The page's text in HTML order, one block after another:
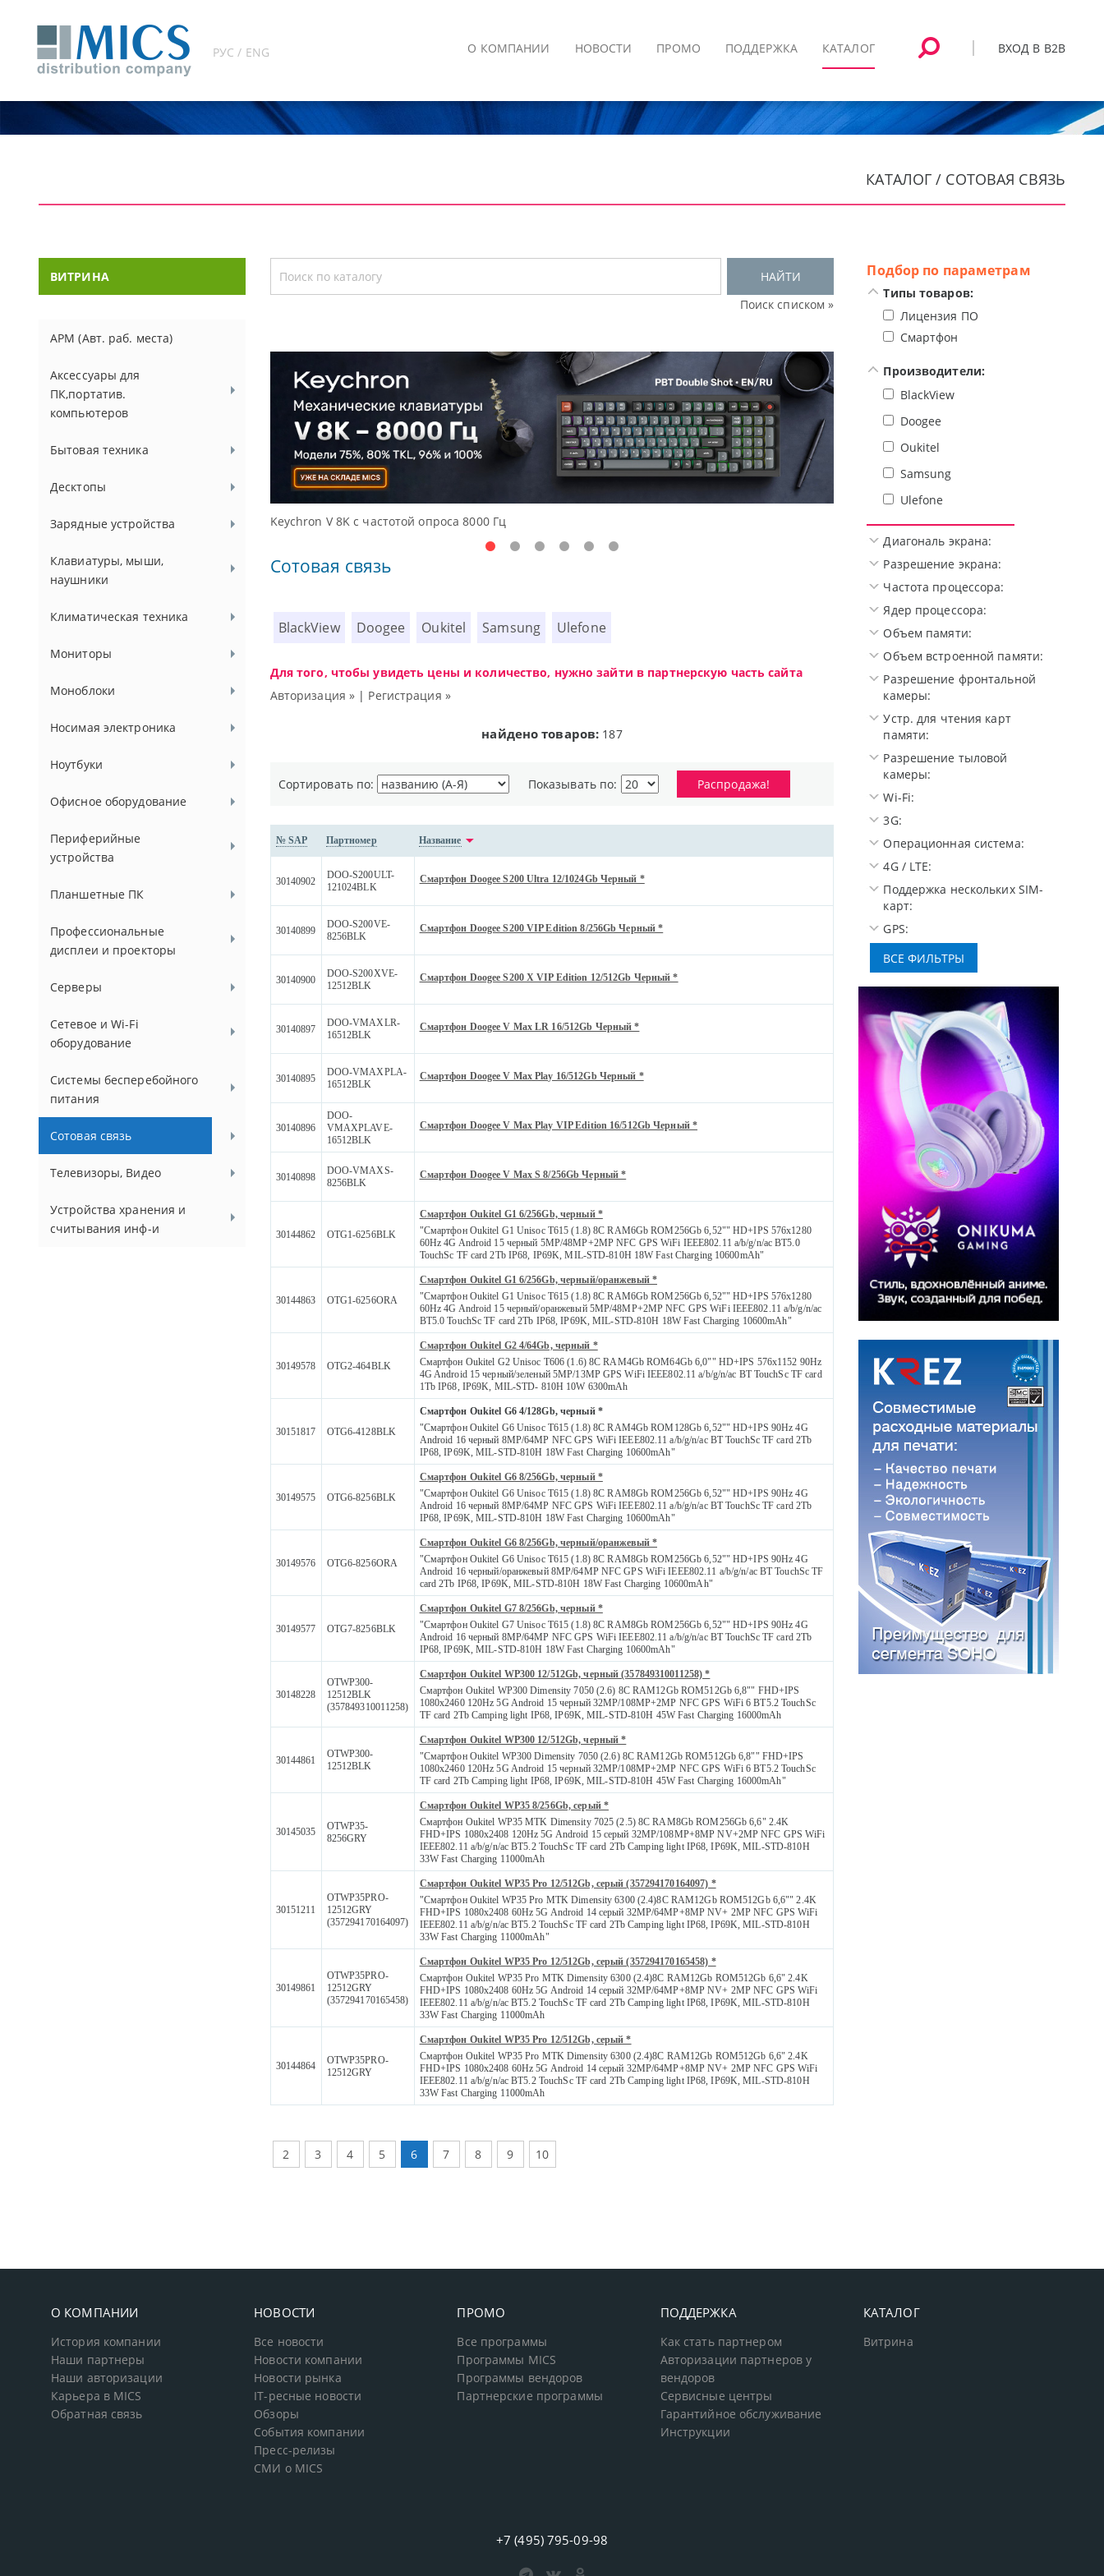
РУС / ENG ВХОД В B2B
О КОМПАНИИ НОВОСТИ ПРОМО ПОДДЕРЖКА КАТАЛОГ
КАТАЛОГ / СОТОВАЯ СВЯЗЬ
ВИТРИНА
АРМ (Авт. раб. места)
Аксессуары для
ПК,портатив.
компьютеров
Бытовая техника
Десктопы
Зарядные устройства
Клавиатуры, мыши,
наушники
Климатическая техника
Мониторы
Моноблоки
Носимая электроника
Ноутбуки
Офисное оборудование
Периферийные
устройства
Планшетные ПК
Профессиональные
дисплеи и проекторы
Серверы
Сетевое и Wi-Fi
оборудование
Системы бесперебойного
питания
Сотовая связь
Телевизоры, Видео
Устройства хранения и
считывания инф-и
НАЙТИ
Поиск списком »
Доступные решения начального уровня, новые мониторы Oceanview. Высокотехнологичная игровая
Сотовая связь
BlackView Doogee Oukitel Samsung Ulefone
Для того, чтобы увидеть цены и количество, нужно зайти в партнерскую часть сайта
Авторизация » | Регистрация »
найдено товаров: 187
Сортировать по: Показывать по: Распродажа!
№ SAP Партномер Название
30140902
DOO-S200ULT-
121024BLK
Смартфон Doogee S200 Ultra 12/1024Gb Черный *
30140899
DOO-S200VE-
8256BLK
Смартфон Doogee S200 VIP Edition 8/256Gb Черный *
30140900
DOO-S200XVE-
12512BLK
Смартфон Doogee S200 X VIP Edition 12/512Gb Черный *
30140897
DOO-VMAXLR-
16512BLK
Смартфон Doogee V Max LR 16/512Gb Черный *
30140895
DOO-VMAXPLA-
16512BLK
Смартфон Doogee V Max Play 16/512Gb Черный *
30140896
DOO-
VMAXPLAVE-
16512BLK
Смартфон Doogee V Max Play VIP Edition 16/512Gb Черный *
30140898
DOO-VMAXS-
8256BLK
Смартфон Doogee V Max S 8/256Gb Черный *
30144862 OTG1-6256BLK
Смартфон Oukitel G1 6/256Gb, черный *
"Смартфон Oukitel G1 Unisoc T615 (1.8) 8С RAM6Gb ROM256Gb 6,52"" HD+IPS 576x1280
60Hz 4G Android 15 черный 5MP/48MP+2MP NFC GPS WiFi IEEE802.11 a/b/g/n/ac BT5.0
TouchSc TF card 2Tb IP68, IP69K, MIL-STD-810H 18W Fast Charging 10600mAh"
30144863 OTG1-6256ORA
Смартфон Oukitel G1 6/256Gb, черный/оранжевый *
"Смартфон Oukitel G1 Unisoc T615 (1.8) 8С RAM6Gb ROM256Gb 6,52"" HD+IPS 576x1280
60Hz 4G Android 15 черный/оранжевый 5MP/48MP+2MP NFC GPS WiFi IEEE802.11 a/b/g/n/ac
BT5.0 TouchSc TF card 2Tb IP68, IP69K, MIL-STD-810H 18W Fast Charging 10600mAh"
30149578 OTG2-464BLK
Смартфон Oukitel G2 4/64Gb, черный *
Смартфон Oukitel G2 Unisoc T606 (1.6) 8С RAM4Gb ROM64Gb 6,0"" HD+IPS 576x1152 90Hz
4G Android 15 черный/зеленый 5MP/13MP GPS WiFi IEEE802.11 a/b/g/n/ac BT TouchSc TF card
1Tb IP68, IP69K, MIL-STD- 810H 10W 6300mAh
30151817 OTG6-4128BLK
Смартфон Oukitel G6 4/128Gb, черный *
"Смартфон Oukitel G6 Unisoc T615 (1.8) 8С RAM4Gb ROM128Gb 6,52"" HD+IPS 90Hz 4G
Android 16 черный 8MP/64MP NFC GPS WiFi IEEE802.11 a/b/g/n/ac BT TouchSc TF card 2Tb
IP68, IP69K, MIL-STD-810H 18W Fast Charging 10600mAh"
30149575 OTG6-8256BLK
Смартфон Oukitel G6 8/256Gb, черный *
"Смартфон Oukitel G6 Unisoc T615 (1.8) 8С RAM8Gb ROM256Gb 6,52"" HD+IPS 90Hz 4G
Android 16 черный 8MP/64MP NFC GPS WiFi IEEE802.11 a/b/g/n/ac BT TouchSc TF card 2Tb
IP68, IP69K, MIL-STD-810H 18W Fast Charging 10600mAh"
30149576 OTG6-8256ORA
Смартфон Oukitel G6 8/256Gb, черный/оранжевый *
"Смартфон Oukitel G6 Unisoc T615 (1.8) 8С RAM8Gb ROM256Gb 6,52"" HD+IPS 90Hz 4G
Android 16 черный/оранжевый 8MP/64MP NFC GPS WiFi IEEE802.11 a/b/g/n/ac BT TouchSc TF
card 2Tb IP68, IP69K, MIL-STD-810H 18W Fast Charging 10600mAh"
30149577 OTG7-8256BLK
Смартфон Oukitel G7 8/256Gb, черный *
"Смартфон Oukitel G7 Unisoc T615 (1.8) 8С RAM8Gb ROM256Gb 6,52"" HD+IPS 90Hz 4G
Android 16 черный 8MP/64MP NFC GPS WiFi IEEE802.11 a/b/g/n/ac BT TouchSc TF card 2Tb
IP68, IP69K, MIL-STD-810H 18W Fast Charging 10600mAh"
30148228
OTWP300-
12512BLK
(357849310011258)
Смартфон Oukitel WP300 12/512Gb, черный (357849310011258) *
Смартфон Oukitel WP300 Dimensity 7050 (2.6) 8С RAM12Gb ROM512Gb 6,8"" FHD+IPS
1080x2460 120Hz 5G Android 15 черный 32MP/108MP+2MP NFC GPS WiFi 6 BT5.2 TouchSc
TF card 2Tb Camping light IP68, IP69K, MIL-STD-810H 45W Fast Charging 16000mAh
30144861
OTWP300-
12512BLK
Смартфон Oukitel WP300 12/512Gb, черный *
"Смартфон Oukitel WP300 Dimensity 7050 (2.6) 8С RAM12Gb ROM512Gb 6,8"" FHD+IPS
1080x2460 120Hz 5G Android 15 черный 32MP/108MP+2MP NFC GPS WiFi 6 BT5.2 TouchSc
TF card 2Tb Camping light IP68, IP69K, MIL-STD-810H 45W Fast Charging 16000mAh"
30145035
OTWP35-
8256GRY
Смартфон Oukitel WP35 8/256Gb, серый *
Смартфон Oukitel WP35 MTK Dimensity 7025 (2.5) 8С RAM8Gb ROM256Gb 6,6" 2.4K
FHD+IPS 1080x2408 120Hz 5G Android 15 серый 32MP/108MP+8MP NV+2MP NFC GPS WiFi
IEEE802.11 a/b/g/n/ac BT5.2 TouchSc TF card 2Tb Camping light IP68, IP69K, MIL-STD-810H
33W Fast Charging 11000mAh
30151211
OTWP35PRO-
12512GRY
(357294170164097)
Смартфон Oukitel WP35 Pro 12/512Gb, серый (357294170164097) *
"Смартфон Oukitel WP35 Pro MTK Dimensity 6300 (2.4)8С RAM12Gb ROM512Gb 6,6"" 2.4K
FHD+IPS 1080x2408 60Hz 5G Android 14 серый 32MP/64MP+8MP NV+ 2MP NFC GPS WiFi
IEEE802.11 a/b/g/n/ac BT5.2 TouchSc TF card 2Tb Camping light IP68, IP69K, MIL-STD-810H
33W Fast Charging 11000mAh"
30149861
OTWP35PRO-
12512GRY
(357294170165458)
Смартфон Oukitel WP35 Pro 12/512Gb, серый (357294170165458) *
Смартфон Oukitel WP35 Pro MTK Dimensity 6300 (2.4)8С RAM12Gb ROM512Gb 6,6" 2.4K
FHD+IPS 1080x2408 60Hz 5G Android 14 серый 32MP/64MP+8MP NV+ 2MP NFC GPS WiFi
IEEE802.11 a/b/g/n/ac BT5.2 TouchSc TF card 2Tb Camping light IP68, IP69K, MIL-STD-810H
33W Fast Charging 11000mAh
30144864
OTWP35PRO-
12512GRY
Смартфон Oukitel WP35 Pro 12/512Gb, серый *
Смартфон Oukitel WP35 Pro MTK Dimensity 6300 (2.4)8С RAM12Gb ROM512Gb 6,6" 2.4K
FHD+IPS 1080x2408 60Hz 5G Android 14 серый 32MP/64MP+8MP NV+ 2MP NFC GPS WiFi
IEEE802.11 a/b/g/n/ac BT5.2 TouchSc TF card 2Tb Camping light IP68, IP69K, MIL-STD-810H
33W Fast Charging 11000mAh
2 3 4 5 6 7 8 9 10
Подбор по параметрам
Типы товаров:
Лицензия ПО
Смартфон
Производители:
BlackView
Doogee
Oukitel
Samsung
Ulefone
Диагональ экрана:
Разрешение экрана:
Частота процессора:
Ядер процессора:
Объем памяти:
Объем встроенной памяти:
Разрешение фронтальной
камеры:
Устр. для чтения карт
памяти:
Разрешение тыловой
камеры:
Wi-Fi:
3G:
Операционная система:
4G / LTE:
Поддержка нескольких SIM-
карт:
GPS:
О КОМПАНИИ
История компании
Наши партнеры
Наши авторизации
Карьера в MICS
Обратная связь
НОВОСТИ
Все новости
Новости компании
Новости рынка
IT-ресные новости
Обзоры
События компании
Пресс-релизы
СМИ о MICS
ПРОМО
Все программы
Программы MICS
Программы вендоров
Партнерские программы
ПОДДЕРЖКА
Как стать партнером
Авторизации партнеров у
вендоров
Сервисные центры
Гарантийное обслуживание
Инструкции
КАТАЛОГ
Витрина
+7 (495) 795-09-98